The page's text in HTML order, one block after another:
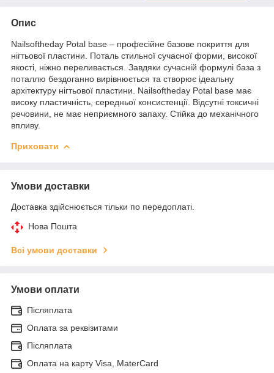
Опис
Nailsoftheday Potal base – професійне базове покриття для
нігтьової пластини. Поталь стильної сучасної форми, високої
якості, ніжно переливається. Завдяки сучасній формулі база з
поталлю бездоганно вирівнюється та створює ідеальну
архітектуру нігтьової пластини. Nailsoftheday Potal base має
високу пластичність, середньої консистенції. Відсутні токсичні
речовини, не має неприємного запаху. Стійка до механічного
впливу.
Приховати
Умови доставки
Доставка здійснюється тільки по передоплаті.
Нова Пошта
Всі умови доставки
Умови оплати
Післяплата
Оплата за реквізитами
Післяплата
Оплата на карту Visa, MaterCard